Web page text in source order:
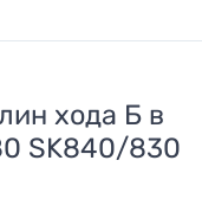
хода Б в
SK840/830